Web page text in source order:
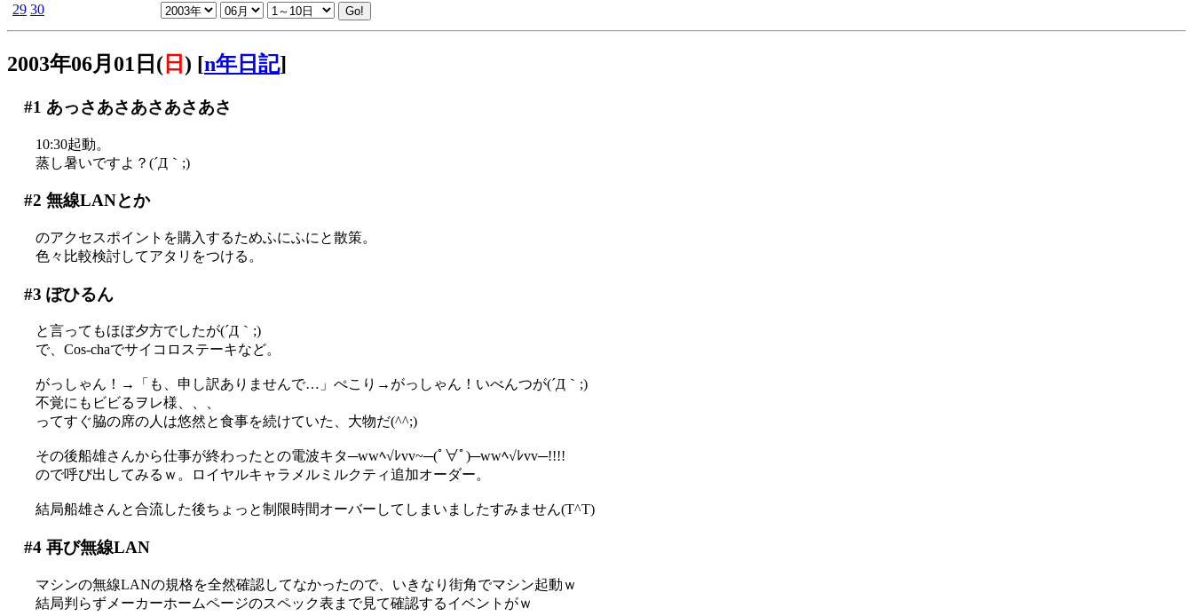
29 30
2003年06月01日( 日 ) [n年日記]
#1 あっさあさあさあさあさ
10:30起動。
蒸し暑いですよ？(´Д｀;)
#2 無線LANとか
のアクセスポイントを購入するためふにふにと散策。
色々比較検討してアタリをつける。
#3 ぽひるん
と言ってもほぼ夕方でしたが(´Д｀;)
で、Cos-chaでサイコロステーキなど。
がっしゃん！→「も、申し訳ありませんで…」ぺこり→がっしゃん！いべんつが(´Д｀;)
不覚にもビビるヲレ様、、、
ってすぐ脇の席の人は悠然と食事を続けていた、大物だ(^^;)
その後船雄さんから仕事が終わったとの電波キタ─wwﾍ√ﾚvv~─(ﾟ∀ﾟ)─wwﾍ√ﾚvv─!!!!
ので呼び出してみるｗ。ロイヤルキャラメルミルクティ追加オーダー。
結局船雄さんと合流した後ちょっと制限時間オーバーしてしまいましたすみません(T^T)
#4再び無線LAN
マシンの無線LANの規格を全然確認してなかったので、いきなり街角でマシン起動ｗ
結局判らずメーカーホームページのスペック表まで見て確認するイベントがｗ